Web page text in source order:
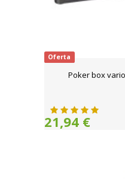
Oferta
Poker box
21,94 €